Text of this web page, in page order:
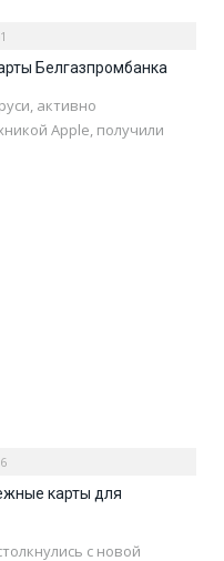
Белгазпромбанка
активно
Apple, получили
карты для
с новой